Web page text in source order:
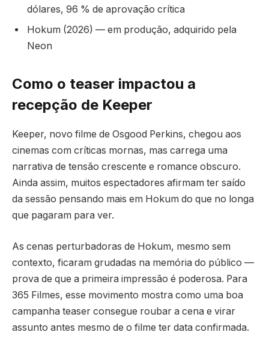
dólares, 96 % de aprovação crítica
Hokum (2026) — em produção, adquirido pela
Neon
Como o teaser impactou a
recepção de Keeper
Keeper, novo filme de Osgood Perkins, chegou aos
cinemas com críticas mornas, mas carrega uma
narrativa de tensão crescente e romance obscuro.
Ainda assim, muitos espectadores afirmam ter saído
da sessão pensando mais em Hokum do que no longa
que pagaram para ver.
As cenas perturbadoras de Hokum, mesmo sem
contexto, ficaram grudadas na memória do público —
prova de que a primeira impressão é poderosa. Para
365 Filmes, esse movimento mostra como uma boa
campanha teaser consegue roubar a cena e virar
assunto antes mesmo de o filme ter data confirmada.